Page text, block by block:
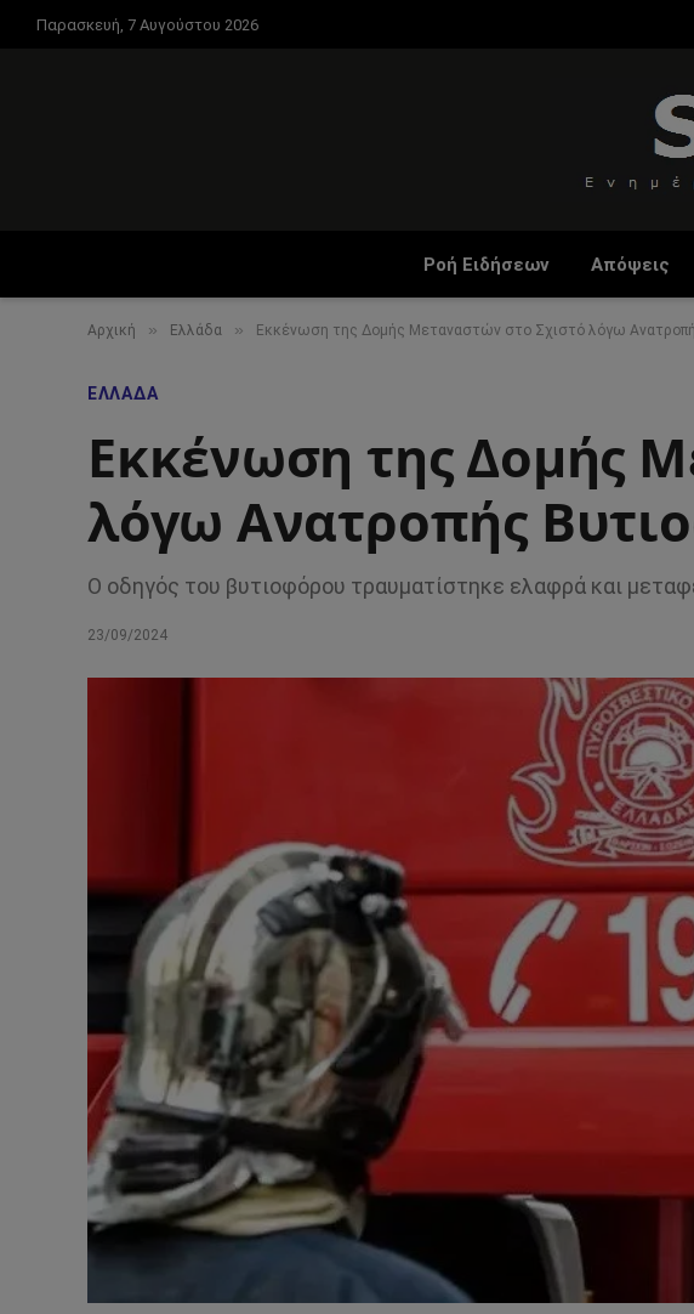
Παρασκευή, 7 Αυγούστου 2026
Ροή Ειδήσεων Απόψεις
Αρχική » Ελλάδα » Εκκένωση της Δομής Μεταναστών στο Σχιστό λόγω
ΕΛΛΆΔΑ
Εκκένωση της Δομής
λόγω Ανατροπής
Ο οδηγός του βυτιοφόρου τραυματίστηκε ελαφρά και
23/09/2024